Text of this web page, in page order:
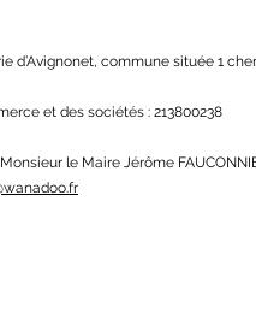
d’Avignonet, commune située 1
et des sociétés : 213800238
le Maire Jérôme